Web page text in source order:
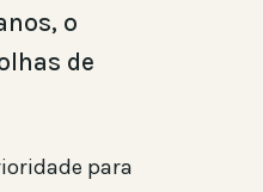
o
de
para